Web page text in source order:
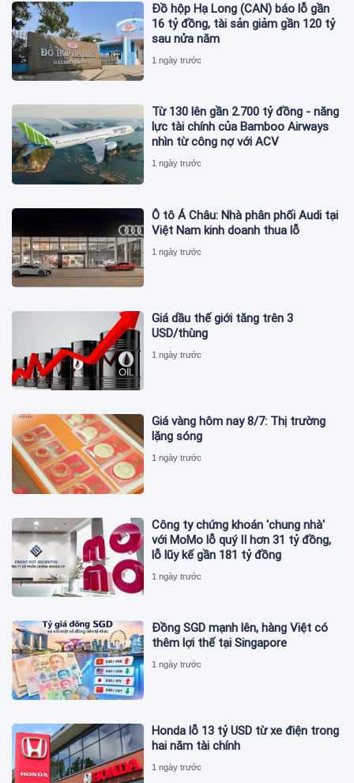
Đồ hộp Hạ Long (CAN) báo lỗ gần
16 tỷ đồng, tài sản giảm gần 120 tỷ
sau nửa năm
1 ngày trước
Từ 130 lên gần 2.700 tỷ đồng - năng
lực tài chính của Bamboo Airways
nhìn từ công nợ với ACV
1 ngày trước
Ô tô Á Châu: Nhà phân phối Audi tại
Việt Nam kinh doanh thua lỗ
1 ngày trước
Giá dầu thế giới tăng trên 3
USD/thùng
1 ngày trước
Giá vàng hôm nay 8/7: Thị trường
lặng sóng
1 ngày trước
Công ty chứng khoán 'chung nhà'
với MoMo lỗ quý II hơn 31 tỷ đồng,
lỗ lũy kế gần 181 tỷ đồng
1 ngày trước
Đồng SGD mạnh lên, hàng Việt có
thêm lợi thế tại Singapore
1 ngày trước
Honda lỗ 13 tỷ USD từ xe điện trong
hai năm tài chính
1 ngày trước